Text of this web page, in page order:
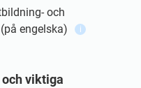
och
engelska)
i
viktiga